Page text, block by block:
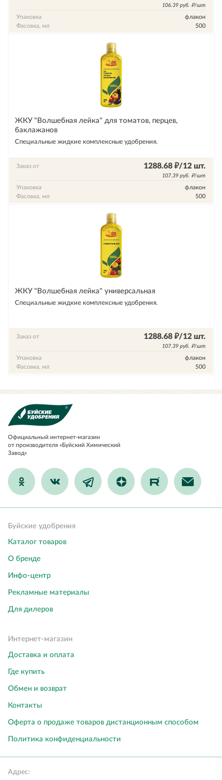
106.39 руб. ₽/шт
Упаковка
флакон
Фасовка, мл
500
ЖКУ "Волшебная лейка" для томатов, перцев,
баклажанов
Специальные жидкие комплексные удобрения.
Заказ от 1288.68 ₽/12 шт.
107.39 руб. ₽/шт
Упаковка
флакон
Фасовка, мл
500
ЖКУ "Волшебная лейка" универсальная
Специальные жидкие комплексные удобрения.
Заказ от 1288.68 ₽/12 шт.
107.39 руб. ₽/шт
Упаковка
флакон
Фасовка, мл
500
Официальный интернет-магазин
от производителя «Буйский Химический
Завод»
Буйские удобрения
Каталог товаров
О бренде
Инфо-центр
Рекламные материалы
Для дилеров
Интернет-магазин
Доставка и оплата
Где купить
Обмен и возврат
Контакты
Оферта о продаже товаров дистанционным способом
Политика конфиденциальности
Адрес: